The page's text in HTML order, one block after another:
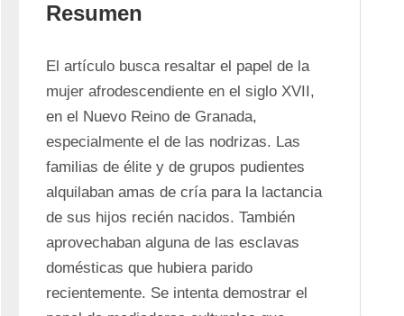
Resumen
El artículo busca resaltar el papel de la
mujer afrodescendiente en el siglo XVII,
en el Nuevo Reino de Granada,
especialmente el de las nodrizas. Las
familias de élite y de grupos pudientes
alquilaban amas de cría para la lactancia
de sus hijos recién nacidos. También
aprovechaban alguna de las esclavas
domésticas que hubiera parido
recientemente. Se intenta demostrar el